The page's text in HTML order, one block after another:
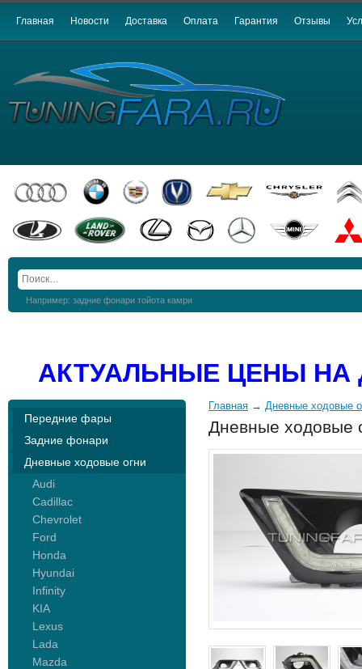
Главная Новости Доставка Оплата Гарантия Отзывы
Например: задние фонари тойота камри
АКТУАЛЬНЫЕ ЦЕНЫ
Передние фары
Задние фонари
Дневные ходовые огни
Audi
Cadillac
Chevrolet
Ford
Honda
Hyundai
Infinity
KIA
Lexus
Lada
Mazda
Главная → Дневные ходовые
Дневные ходовые